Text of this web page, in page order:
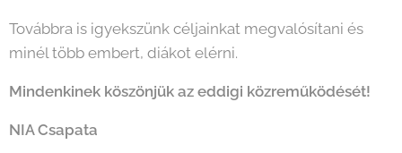
Továbbra is igyekszünk céljainkat megvalósítani és
minél több embert, diákot elérni.
Mindenkinek köszönjük az eddigi közreműködését!
NIA Csapata